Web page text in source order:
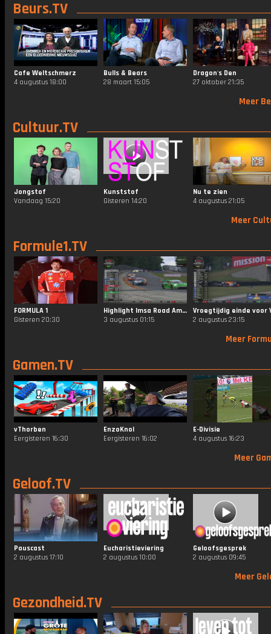
Beurs.TV
Cafe Weltschmerz
4 augustus 18:00
Bulls & Bears
28 maart 15:05
Dragon's Den
27 oktober 21:35
Meer
Cultuur.TV
Jongstof
Vandaag 15:20
Kunststof
Gisteren 14:20
Nu te zien
4 augustus 21:05
Meer
Formule1.TV
FORMULA 1
Gisteren 20:30
Highlight Imsa Road America
3 augustus 01:15
2 augustus 23:15
Meer
Gamen.TV
vThorben
Eergisteren 16:30
EnzoKnol
Eergisteren 16:02
E-Divisie
4 augustus 16:23
Meer
Geloof.TV
Pauscast
2 augustus 17:10
Eucharistieviering
2 augustus 10:00
Geloofsgesprek
2 augustus 09:45
Meer
Gezondheid.TV